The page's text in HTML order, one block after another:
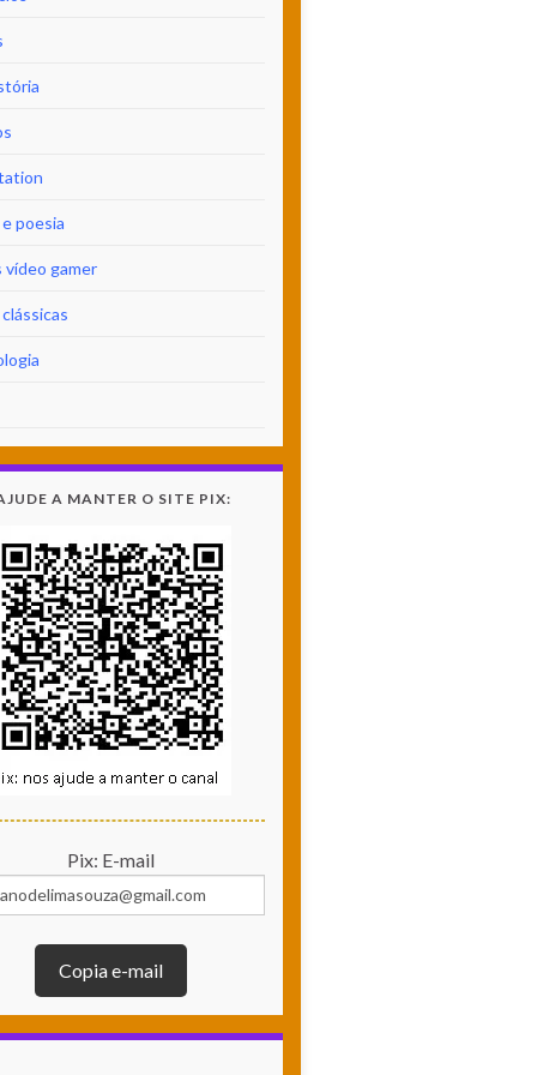
poesia
vídeo gamer
A MANTER O SITE PIX:
Pix: E-mail
Copia e-mail